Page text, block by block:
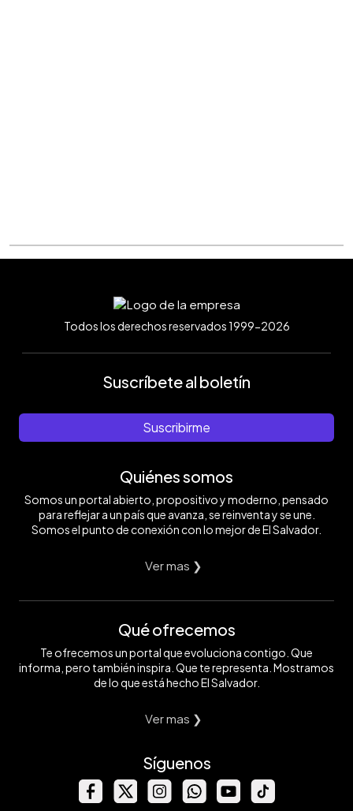
Todos los derechos reservados 1999-2026
Suscríbete al boletín
Suscribirme
Quiénes somos
Somos un portal abierto, propositivo y moderno, pensado
para reflejar a un país que avanza, se reinventa y se une.
Somos el punto de conexión con lo mejor de El Salvador.
Ver mas ❯
Qué ofrecemos
Te ofrecemos un portal que evoluciona contigo. Que
informa, pero también inspira. Que te representa. Mostramos
de lo que está hecho El Salvador.
Ver mas ❯
Síguenos